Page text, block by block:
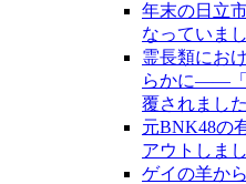
年末の日立
なっていま
霊長類にお
らかに――「
覆されました
元BNK48の
アウトしま
ゲイの羊か